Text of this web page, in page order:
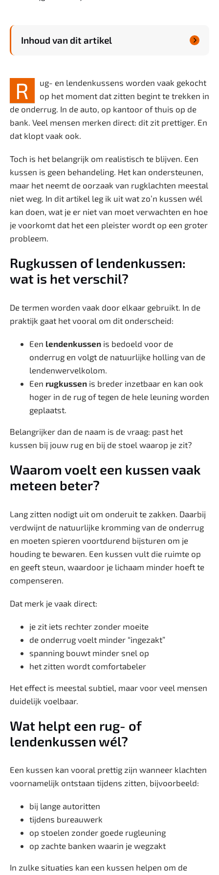
Zwanger & Baby
Inhoud van dit artikel 
R
ug- en lendenkussens worden vaak gekocht
op het moment dat zitten begint te trekken in
de onderrug. In de auto, op kantoor of thuis op de
bank. Veel mensen merken direct: dit zit prettiger. En
dat klopt vaak ook.
Toch is het belangrijk om realistisch te blijven. Een
kussen is geen behandeling. Het kan ondersteunen,
maar het neemt de oorzaak van rugklachten meestal
niet weg. In dit artikel leg ik uit wat zo’n kussen wél
kan doen, wat je er niet van moet verwachten en hoe
je voorkomt dat het een pleister wordt op een groter
probleem.
Rugkussen of lendenkussen:
wat is het verschil?
De termen worden vaak door elkaar gebruikt. In de
praktijk gaat het vooral om dit onderscheid:
Een lendenkussenis bedoeld voor de
onderrug en volgt de natuurlijke holling van de
lendenwervelkolom.
Een rugkussenis breder inzetbaar en kan ook
hoger in de rug of tegen de hele leuning worden
geplaatst.
Belangrijker dan de naam is de vraag: past het
kussen bij jouw rug en bij de stoel waarop je zit?
Waarom voelt een kussen vaak
meteen beter?
Lang zitten nodigt uit om onderuit te zakken. Daarbij
verdwijnt de natuurlijke kromming van de onderrug
en moeten spieren voortdurend bijsturen om je
houding te bewaren. Een kussen vult die ruimte op
en geeft steun, waardoor je lichaam minder hoeft te
compenseren.
Dat merk je vaak direct:
je zit iets rechter zonder moeite
de onderrug voelt minder “ingezakt”
spanning bouwt minder snel op
het zitten wordt comfortabeler
Het effect is meestal subtiel, maar voor veel mensen
duidelijk voelbaar.
Wat helpt een rug- of
lendenkussen wél?
Een kussen kan vooral prettig zijn wanneer klachten
voornamelijk ontstaan tijdens zitten, bijvoorbeeld:
bij lange autoritten
tijdens bureauwerk
op stoelen zonder goede rugleuning
op zachte banken waarin je wegzakt
In zulke situaties kan een kussen helpen om de